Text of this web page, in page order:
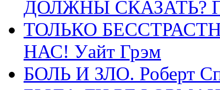
ДОЛЖНЫ СКАЗАТЬ?
ТОЛЬКО
НАС! Уайт Грэм
БОЛЬ И ЗЛО. Роберт